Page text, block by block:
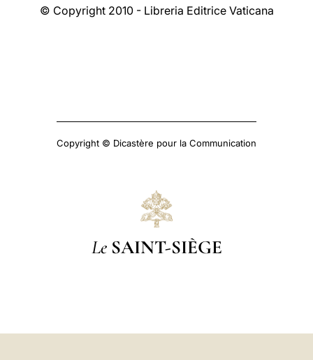
© Copyright 2010 - Libreria Editrice Vaticana
Copyright © Dicastère pour la Communication
Le SAINT-SIÈGE